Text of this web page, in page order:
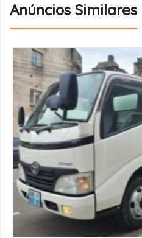
Anúncios Similares